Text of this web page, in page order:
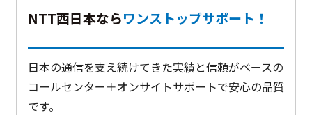
NTT西日本ならワンストップサポート！
日本の通信を支え続けてきた実績と信頼がベースの
コールセンター＋オンサイトサポートで安心の品質
です。